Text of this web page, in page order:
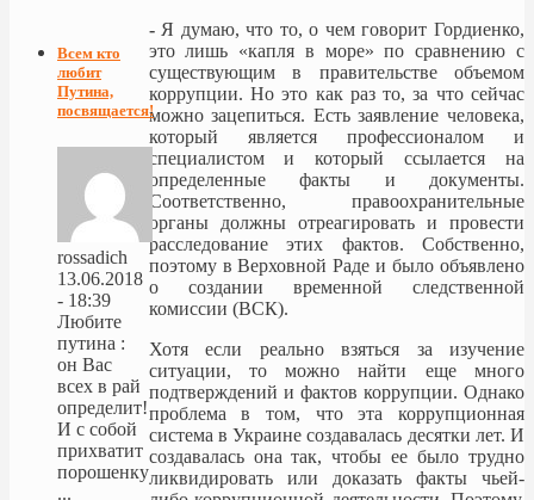
-Я думаю, что то, о чем говорит Гордиенко,
это лишь «капля в море» по сравнению с
существующим в правительстве объемом
коррупции. Но это как раз то, за что сейчас
можно зацепиться. Есть заявление человека,
который является профессионалом и
специалистом и который ссылается на
определенные факты и документы.
Соответственно, правоохранительные
органы должны отреагировать и провести
расследование этих фактов. Собственно,
поэтому в Верховной Раде и было объявлено
о создании временной следственной
комиссии (ВСК).
Хотя если реально взяться за изучение
ситуации, то можно найти еще много
подтверждений и фактов коррупции. Однако
проблема в том, что эта коррупционная
система в Украине создавалась десятки лет. И
создавалась она так, чтобы ее было трудно
ликвидировать или доказать факты чьей-
Всем кто
любит
Путина,
посвящается!
rossadich
13.06.2018
- 18:39
Любите
путина :
он Вас
всех в рай
определит!
И с собой
прихватит
порошенку
...